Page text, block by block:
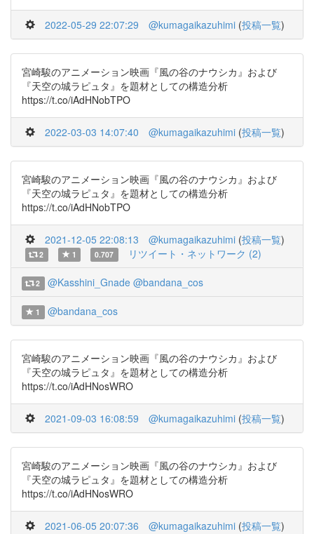
2022-05-29 22:07:29 @kumagaikazuhimi (投稿一覧)
宮崎駿のアニメーション映画『風の谷のナウシカ』および
『天空の城ラピュタ』を題材としての構造分析
https://t.co/iAdHNobTPO
2022-03-03 14:07:40 @kumagaikazuhimi (投稿一覧)
宮崎駿のアニメーション映画『風の谷のナウシカ』および
『天空の城ラピュタ』を題材としての構造分析
https://t.co/iAdHNobTPO
2021-12-05 22:08:13 @kumagaikazuhimi (投稿一覧)
2 1 0.707 リツイート・ネットワーク (2)
2 @Kasshini_Gnade @bandana_cos
1 @bandana_cos
宮崎駿のアニメーション映画『風の谷のナウシカ』および
『天空の城ラピュタ』を題材としての構造分析
https://t.co/iAdHNosWRO
2021-09-03 16:08:59 @kumagaikazuhimi (投稿一覧)
宮崎駿のアニメーション映画『風の谷のナウシカ』および
『天空の城ラピュタ』を題材としての構造分析
https://t.co/iAdHNosWRO
2021-06-05 20:07:36 @kumagaikazuhimi (投稿一覧)